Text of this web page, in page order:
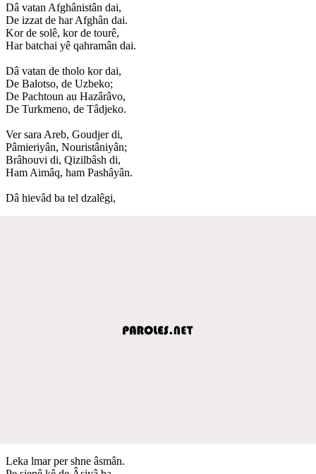
Dâ vatan Afghânistân dai,
De izzat de har Afghân dai.
Kor de solê, kor de tourê,
Har batchai yê qahramân dai.
Dâ vatan de tholo kor dai,
De Balotso, de Uzbeko;
De Pachtoun au Hazârâvo,
De Turkmeno, de Tâdjeko.
Ver sara Areb, Goudjer di,
Pâmieriyân, Nouristâniyân;
Brâhouvi di, Qizilbâsh di,
Ham Aimâq, ham Pashâyân.
Dâ hievâd ba tel dzalêgi,
Leka lmar per shne âsmân.